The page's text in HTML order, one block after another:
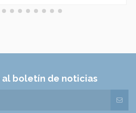
al boletín de noticias